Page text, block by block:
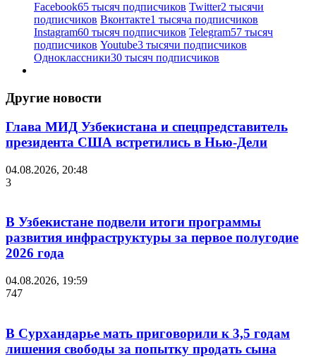
Facebook65 тысяч подписчиков Twitter2 тысячи
подписчиков Вконтакте1 тысяча подписчиков
Instagram60 тысяч подписчиков Telegram57 тысяч
подписчиков Youtube3 тысячи подписчиков
Одноклассники30 тысяч подписчиков
Другие новости
Глава МИД Узбекистана и спецпредставитель
президента США встретились в Нью-Дели
04.08.2026, 20:48
3
В Узбекистане подвели итоги программы
развития инфраструктуры за первое полугодие
2026 года
04.08.2026, 19:59
747
В Сурхандарье мать приговорили к 3,5 годам
лишения свободы за попытку продать сына